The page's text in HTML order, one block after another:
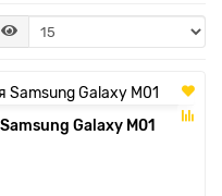
Galaxy M01